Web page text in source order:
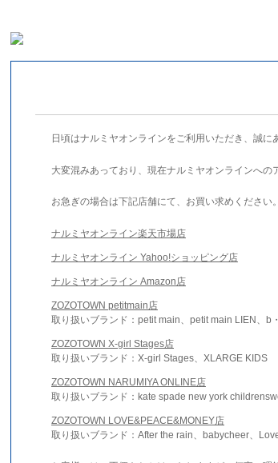
日頃はナルミヤオンラインをご利用いただき、誠に
大変混みあっており、現在ナルミヤオンラインへの
お急ぎの場合は下記店舗にて、お買い求めください。
ナルミヤオンライン楽天市場店
ナルミヤオンライン Yahoo!ショッピング店
ナルミヤオンライン Amazon店
ZOZOTOWN petitmain店
取り扱いブランド：petit main、petit main LIEN、b
ZOZOTOWN X-girl Stages店
取り扱いブランド：X-girl Stages、XLARGE KIDS
ZOZOTOWN NARUMIYA ONLINE店
取り扱いブランド：kate spade new york
ZOZOTOWN LOVE&PEACE&MONEY店
取り扱いブランド：After the rain、babycheer、